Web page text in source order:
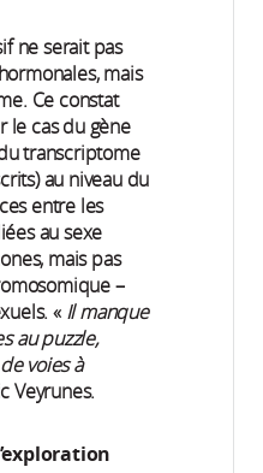
ne serait pas
mais
Ce constat
le cas du gène
transcriptome
au niveau du
entre les
au sexe
mais pas
–
« Il manque
au puzzle,
voies à
Veyrunes.